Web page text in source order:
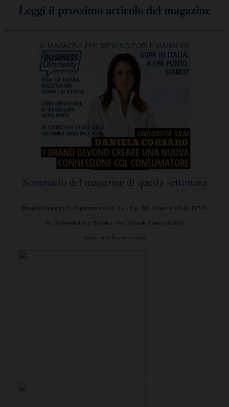
Leggi il prossimo articolo del magazine
Sommario del magazine di questa settimana
BusinessCommunity.it - Supplemento a G.C. e t. - Reg. Trib. Milano n. 431 del 19/7/97
Dir. Responsabile Gigi Beltrame - Dir. Editoriale Claudio Gandolfo
Politica della Privacy e cookie